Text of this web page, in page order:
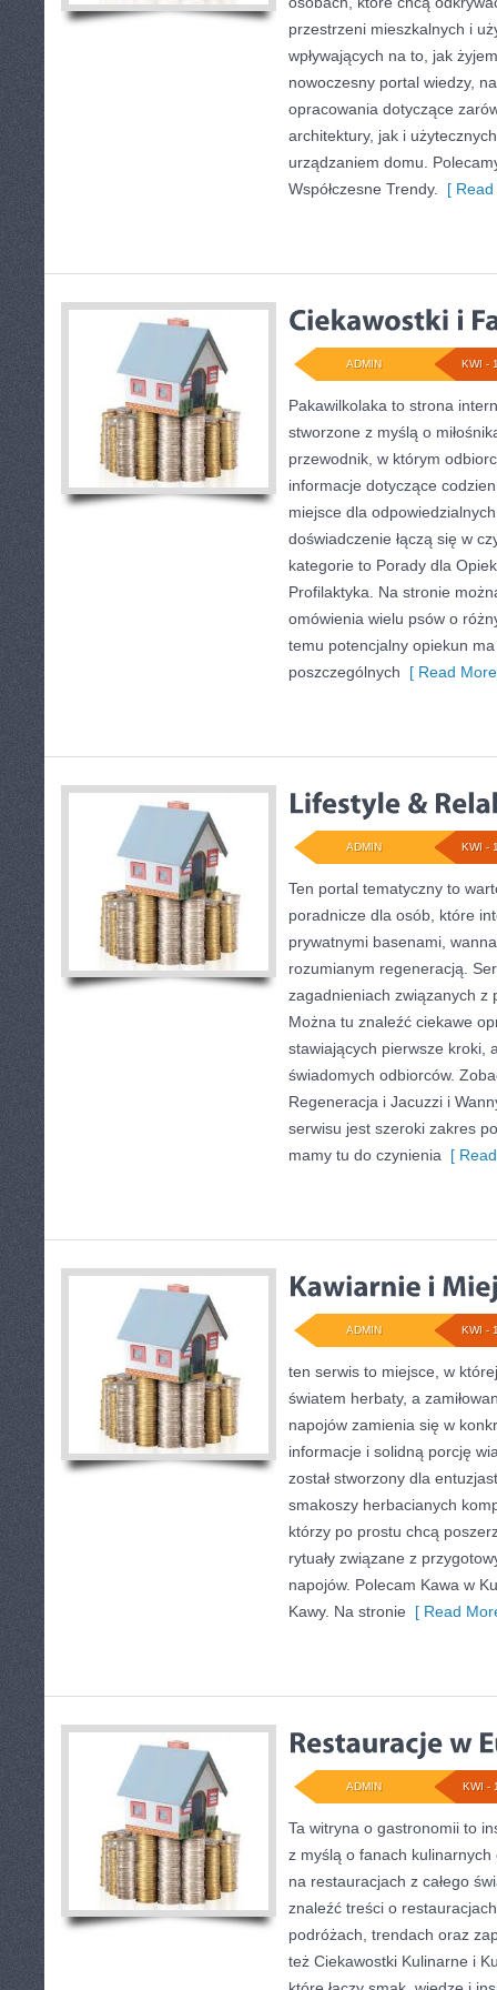
przestrzeni mieszkalnych i
wpływających na to, jak
nowoczesny portal wiedzy,
opracowania dotyczące
architektury, jak i
urządzaniem domu.
Współczesne Trendy.
[
KWI -
ADMIN
Pakawilkolaka to strona
stworzone z myślą o
przewodnik, w którym
informacje dotyczące
miejsce dla
doświadczenie łączą się w
kategorie to Porady dla
Profilaktyka. Na stronie
omówienia wielu psów o
temu potencjalny opiekun
poszczególnych [ Read
KWI -
ADMIN
Ten portal tematyczny to
poradnicze dla osób, które
prywatnymi basenami,
rozumianym regeneracją.
zagadnieniach związanych z
Można tu znaleźć ciekawe
stawiających pierwsze kroki,
świadomych odbiorców.
Regeneracja i Jacuzzi i
serwisu jest szeroki zakres
mamy tu do czynienia [
KWI -
ADMIN
ten serwis to miejsce, w
światem herbaty, a
napojów zamienia się w
informacje i solidną porcję
został stworzony dla
smakoszy herbacianych
którzy po prostu chcą
rytuały związane z
napojów. Polecam Kawa w
Kawy. Na stronie [ Read
KWI -
ADMIN
Ta witryna o gastronomii to
z myślą o fanach
na restauracjach z całego
znaleźć treści o
podróżach, trendach oraz
też Ciekawostki Kulinarne i